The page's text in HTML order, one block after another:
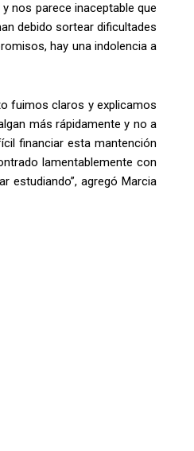
nos parece inaceptable que
debido sortear dificultades
hay una indolencia a
fuimos claros y explicamos
más rápidamente y no a
financiar esta mantención
lamentablemente con
estudiando”, agregó Marcia